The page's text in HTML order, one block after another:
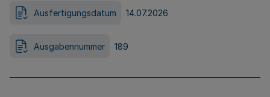
Ausfertigungsdatum 14.07.2026
Ausgabennummer 189